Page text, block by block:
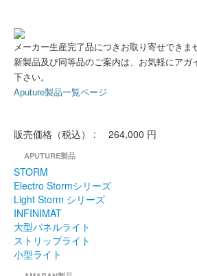
メーカー生産完了品につきお取り寄せできま
新製品及び同等品のご案内は、お気軽にアガ
下さい。
Aputure製品一覧ページ
販売価格（税込） : 264,000 円
APUTURE製品
STORM
Electro Stormシリーズ
Light Storm シリーズ
INFINIMAT
大型パネルライト
ストリップライト
小型ライト